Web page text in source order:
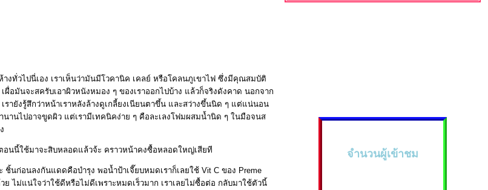
างทั่วไปนี่เอง เราเห็นว่ามันมีโวคานิค เคลย์ หรือโคลนภูเขาไฟ ซึ่งมีคุณสมบัติ
อมันจะสครับเอาผิวหนังหมอง ๆ ของเราออกไปบ้าง แล้วก็จริงดังคาด นอกจาก
รายังรู้สึกว่าหน้าเราหลังล้างดูเกลี้ยงเนียนตาขึ้น และสว่างขึ้นนิด ๆ แต่แน่นอน
านไปอาจขูดผิว แต่เรามีเทคนิคง่าย ๆ คือละเลงโฟมผสมน้ำนิด ๆ ในมือจนส
อนนี้ใช้มาจะสิบหลอดแล้วจ้ะ คราวหน้าคงซื้อหลอดใหญ่เสียที
ชิ้นก่อนลงกันแดดคือบำรุง พอน้ำป้าเจี๊ยบหมดเราก็เลยใช้ Vit C ของ Preme
ไม่แน่ใจว่าใช้ดีหรือไม่ดีเพราะหมดเร็วมาก เราเลยไม่ซื้อต่อ กลับมาใช้ตัวนี้
จำนวนผู้เข้าชม